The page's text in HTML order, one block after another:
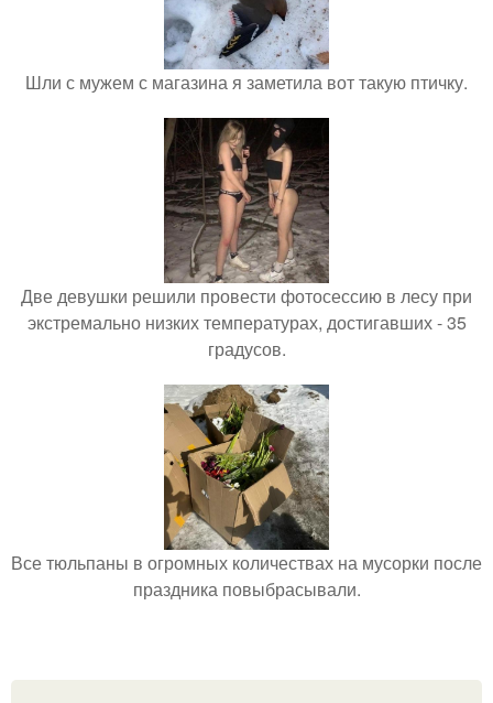
Шли с мужем с магазина я заметила вот такую птичку.
Две девушки решили провести фотосессию в лесу при
экстремально низких температурах, достигавших - 35
градусов.
Все тюльпаны в огромных количествах на мусорки после
праздника повыбрасывали.